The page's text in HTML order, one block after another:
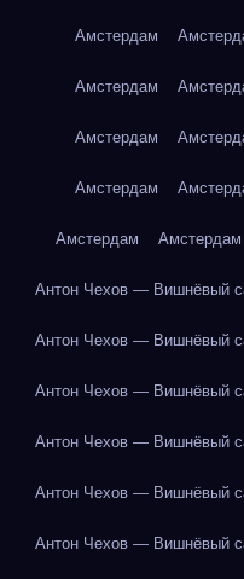
Амстердам
Амстердам
Амстердам
Амстердам
Амстердам Амстердам
Антон Чехов — Вишнёвый
Антон Чехов — Вишнёвый
Антон Чехов — Вишнёвый
Антон Чехов — Вишнёвый
Антон Чехов — Вишнёвый
Антон Чехов — Вишнёвый